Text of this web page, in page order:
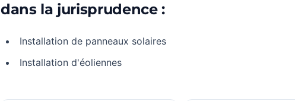
dans la jurisprudence :
Installation de panneaux solaires
Installation d'éoliennes